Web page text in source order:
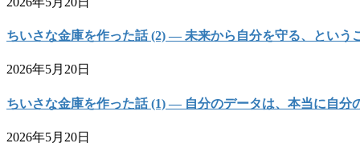
ちいさな金庫を作った話 (2) — 未来から自分を守る、という
2026年5月20日
ちいさな金庫を作った話 (1) — 自分のデータは、本当に自分
2026年5月20日